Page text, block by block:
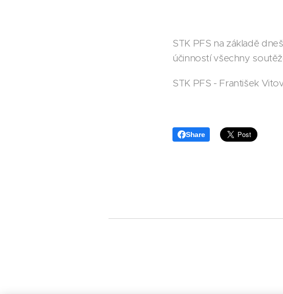
STK PFS na základě
účinností všechny
STK PFS - František
Share